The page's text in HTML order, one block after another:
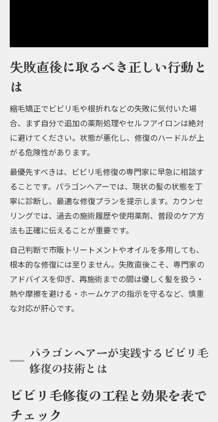
失敗直後に取るべき正しい行動と
は
縮毛矯正でビビリ毛や根折れなどの失敗に気付いた場
合、まず自分で追加の薬剤処理やセルフアイロンは絶対
に避けてください。状態が悪化し、修復のハードルが上
がる危険性があります。
最優先すべきは、ビビリ毛修復の専門家に早急に相談す
ることです。パラゴンヘアーでは、現状の髪の状態を丁
寧に診断し、最適な修復プランを提示します。カウンセ
リングでは、過去の施術履歴や使用薬剤、普段のケア方
法も正確に伝えることが重要です。
自己判断で市販トリートメントやオイルを多用しても、
根本的な修復には至りません。失敗直後こそ、専門家の
アドバイスを仰ぎ、再施術までの間は優しく髪を扱う・
熱や摩擦を避ける・ホームケアの指示を守るなど、慎重
な対応が肝心です。
パラゴンヘアーが実践するビビリ毛
修復の技術とは
ビビリ毛修復の工程と効果を表で
チェック